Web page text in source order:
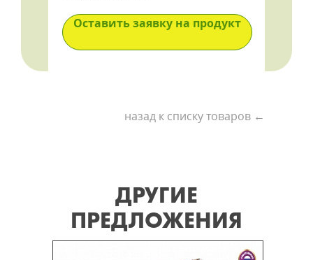
Оставить заявку на продукт
назад к списку товаров ←
ДРУГИЕ
ПРЕДЛОЖЕНИЯ